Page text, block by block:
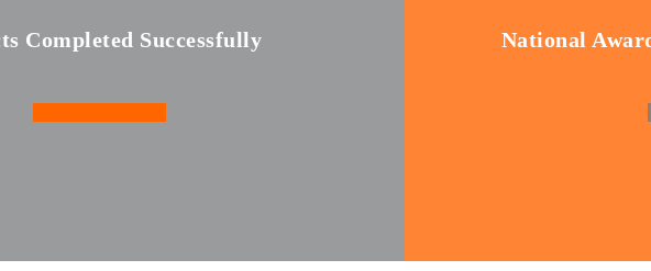
Completed Successfully National